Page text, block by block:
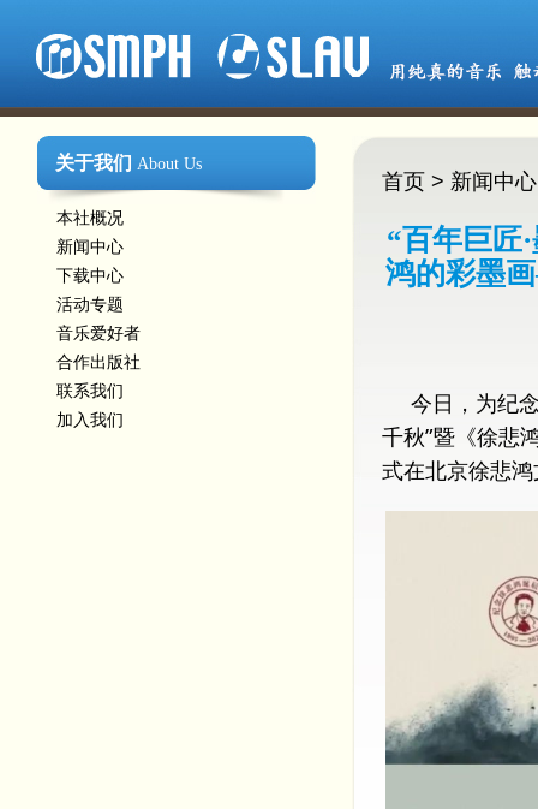
关于我们 About Us
本社概况
新闻中心
下载中心
活动专题
音乐爱好者
合作出版社
联系我们
加入我们
首页 > 新闻中心
“百年巨匠
鸿的彩墨
今日，为纪
千秋”暨《徐悲
式在北京徐悲